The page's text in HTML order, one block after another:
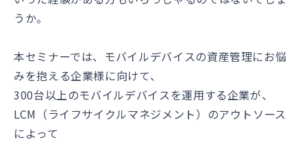
うか。
本セミナーでは、モバイルデバイスの資産管理にお悩
みを抱える企業様に向けて、
300台以上のモバイルデバイスを運用する企業が、
LCM（ライフサイクルマネジメント）のアウトソース
によって